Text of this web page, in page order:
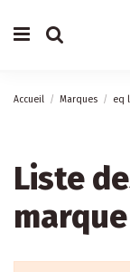
Accueil Marques eq
Liste